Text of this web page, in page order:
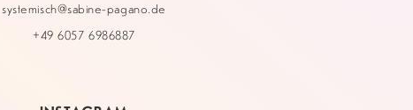
systemisch@sabine-pagano.de
+49 6057 6986887